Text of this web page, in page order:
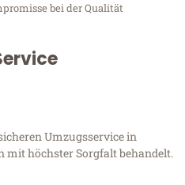
bei der Qualität
Umzugsservice in
mit höchster Sorgfalt behandelt.